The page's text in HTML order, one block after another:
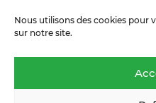
Nous utilisons des cookies pour
sur notre site.
Varta
YUASA